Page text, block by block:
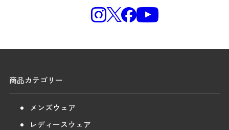
商品カテゴリー
メンズウェア
レディースウェア